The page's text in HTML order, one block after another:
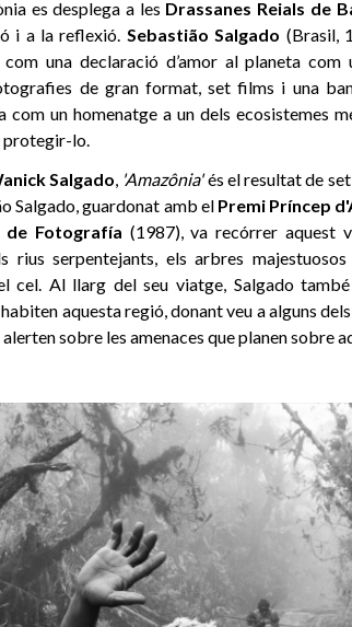
es desplega a les Drassanes Reials de
i a la reflexió. Sebastião Salgado (Brasil,
una declaració d’amor al planeta com
de gran format, set films i una
com un homenatge a un dels ecosistemes
protegir-lo.
Salgado 'Amazônia'és el resultat de
Salgado, guardonat amb elPremi Príncep
de Fotografía (1987), va recórrer aquest
rius serpentejants, els arbres
cel. Al llarg del seu viatge, Salgado
aquesta regió, donant veu a alguns
sobre les amenaces que planen sobre